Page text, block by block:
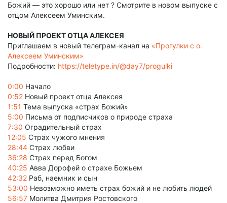
Божий — это хорошо или нет ? Смотрите в новом выпуске с
отцом Алексеем Уминским.
НОВЫЙ ПРОЕКТ ОТЦА АЛЕКСЕЯ
Приглашаем в новый телеграм-канал на «Прогулки с о.
Алексеем Уминским»
Подробности: https://teletype.in/@day7/progulki
0:00 Начало
0:52 Новый проект отца Алексея
1:51 Тема выпуска «страх Божий»
5:00 Письма от подписчиков о природе страха
7:30 Оградительный страх
12:05 Страх чужого мнения
28:44 Страх любви
36:28 Страх перед Богом
40:25 Авва Дорофей о страхе Божьем
42:32 Раб, наемник и сын
53:00 Невозможно иметь страх божий и не любить людей
56:57 Молитва Дмитрия Ростовского